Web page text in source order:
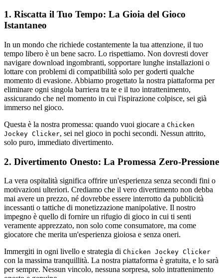
1. Riscatta il Tuo Tempo: La Gioia del Gioco
Istantaneo
In un mondo che richiede costantemente la tua attenzione, il tuo
tempo libero è un bene sacro. Lo rispettiamo. Non dovresti dover
navigare download ingombranti, sopportare lunghe installazioni o
lottare con problemi di compatibilità solo per goderti qualche
momento di evasione. Abbiamo progettato la nostra piattaforma per
eliminare ogni singola barriera tra te e il tuo intrattenimento,
assicurando che nel momento in cui l'ispirazione colpisce, sei già
immerso nel gioco.
Questa è la nostra promessa: quando vuoi giocare a Chicken
Jockey Clicker, sei nel gioco in pochi secondi. Nessun attrito,
solo puro, immediato divertimento.
2. Divertimento Onesto: La Promessa Zero-Pressione
La vera ospitalità significa offrire un'esperienza senza secondi fini o
motivazioni ulteriori. Crediamo che il vero divertimento non debba
mai avere un prezzo, né dovrebbe essere interrotto da pubblicità
incessanti o tattiche di monetizzazione manipolative. Il nostro
impegno è quello di fornire un rifugio di gioco in cui ti senti
veramente apprezzato, non solo come consumatore, ma come
giocatore che merita un'esperienza gioiosa e senza oneri.
Immergiti in ogni livello e strategia di Chicken Jockey Clicker
con la massima tranquillità. La nostra piattaforma è gratuita, e lo sarà
per sempre. Nessun vincolo, nessuna sorpresa, solo intrattenimento